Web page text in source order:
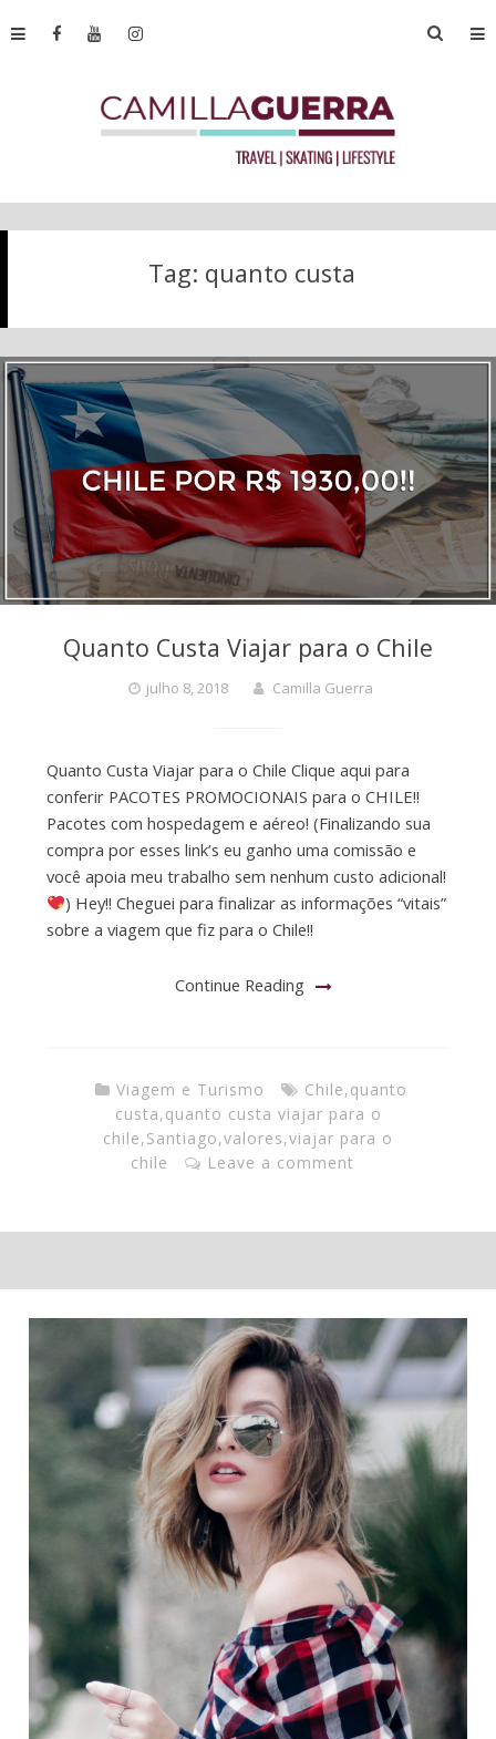
Tag: quanto custa
Quanto Custa Viajar para o Chile
julho 8, 2018 Camilla Guerra
Quanto Custa Viajar para o Chile Clique aqui para
conferir PACOTES PROMOCIONAIS para o CHILE!!
Pacotes com hospedagem e aéreo! (Finalizando sua
compra por esses link’s eu ganho uma comissão e
você apoia meu trabalho sem nenhum custo adicional!
) Hey!! Cheguei para finalizar as informações “vitais”
sobre a viagem que fiz para o Chile!!
Continue Reading
Viagem e Turismo Chile,quanto
custa,quanto custa viajar para o
chile,Santiago,valores,viajar para o
chile
Leave a comment